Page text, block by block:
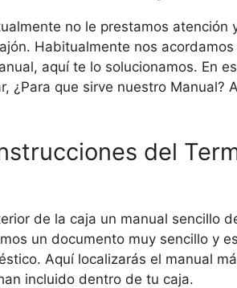
no le prestamos atención
Habitualmente nos
aquí te lo solucionamos. En
¿Para que sirve nuestro Manual?
del
de la caja un manual sencillo
un documento muy sencillo y
Aquí localizarás el manual
incluido dentro de tu caja.